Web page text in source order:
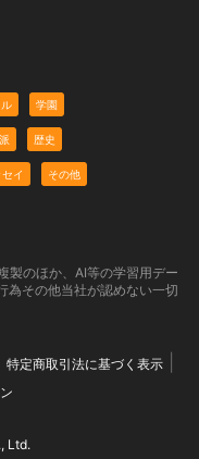
学園
歴史
イ その他
製のほか、AI等の学習用デー
為その他当社が認めない一切
特定商取引法に基づく表示
Ltd.